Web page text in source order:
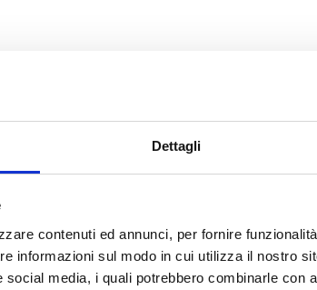
Dettagli
contenuti ed annunci, per fornire
informazioni sul modo in cui utilizza il nostro
social media, i quali potrebbero combinarle con